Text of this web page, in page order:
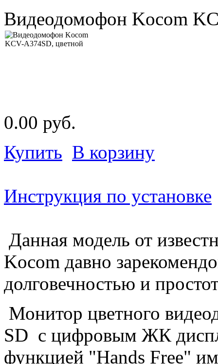
Видеодомофон Kocom
0.00 руб.
Купить В корзину
Инструкция по установке
Данная модель от
Kocom давно
долговечностью и
Монитор цветного
SD с цифровым ЖК
функцией "Hands Free"